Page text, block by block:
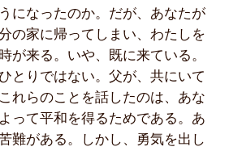
になったのか。だが、あなたが
の家に帰ってしまい、わたしを
が来る。いや、既に来ている。
とりではない。父が、共にいて
れらのことを話したのは、あな
って平和を得るためである。あ
難がある。しかし、勇気を出し